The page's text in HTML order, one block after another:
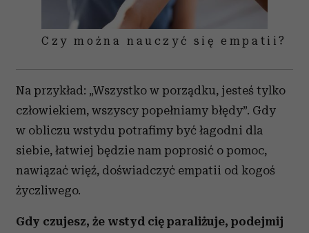
Czy można nauczyć się empatii?
Na przykład: „Wszystko w porządku, jesteś tylko
człowiekiem, wszyscy popełniamy błędy”. Gdy
w obliczu wstydu potrafimy być łagodni dla
siebie, łatwiej będzie nam poprosić o pomoc,
nawiązać więź, doświadczyć empatii od kogoś
życzliwego.
Gdy czujesz, że wstyd cię paraliżuje, podejmij